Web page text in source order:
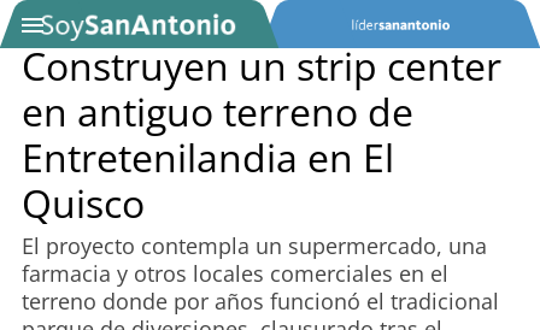
SOYTV
Podcast
Actualidad
Entretención
Construyen un strip center
en antiguo terreno de
Entretenilandia en El
Quisco
El proyecto contempla un supermercado, una
farmacia y otros locales comerciales en el
terreno donde por años funcionó el tradicional